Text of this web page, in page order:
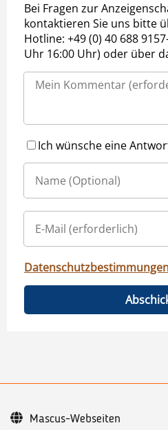
Bei Fragen zur
kontaktieren Sie uns bitte
Hotline: +49 (0) 40 688
Uhr 16:00 Uhr) oder über
Ich wünsche eine
Mascus-Webseiten